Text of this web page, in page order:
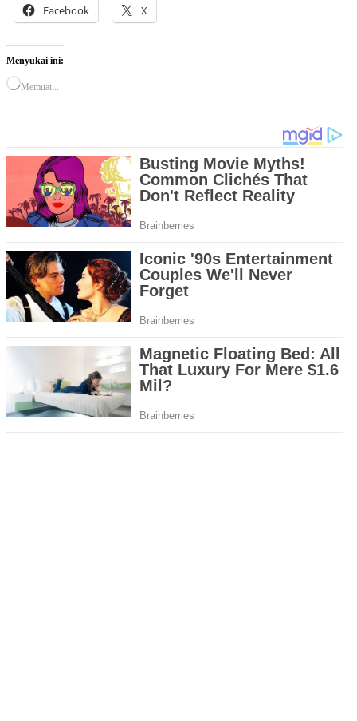
Facebook X
Menyukai ini:
Memuat...